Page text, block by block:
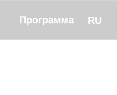
RU
Программа